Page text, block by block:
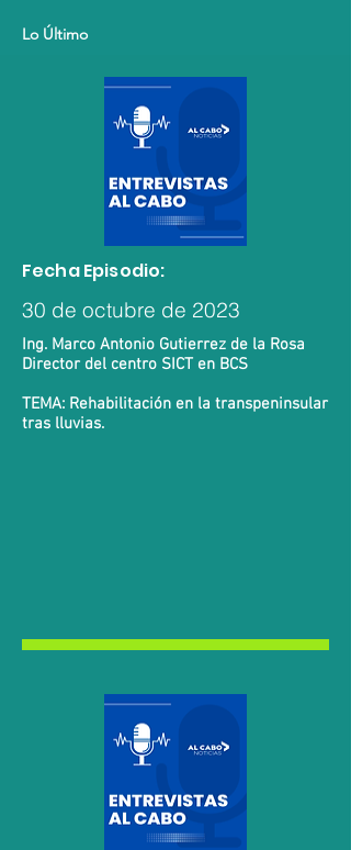
Lo Último
Fecha Episodio:
30 de octubre de 2023
Ing. Marco Antonio Gutierrez de la Rosa
Director del centro SICT en BCS
TEMA: Rehabilitación en la transpeninsular
tras lluvias.